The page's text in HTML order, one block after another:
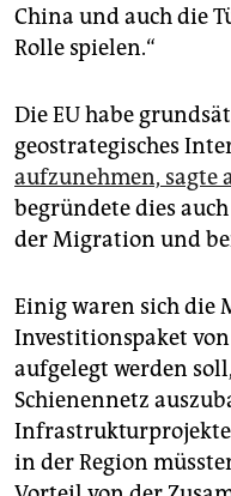
China und auch die
Rolle spielen.“
Die EU habe
geostrategisches
aufzunehmen, sagte
begründete dies
der Migration und
Einig waren sich die
Investitionspaket
aufgelegt werden
Schienennetz
Infrastrukturprojekte
in der Region